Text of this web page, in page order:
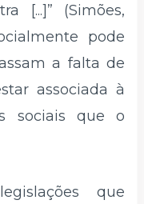
[...]” (Simões,
pode
a falta de
associada à
sociais que o
que